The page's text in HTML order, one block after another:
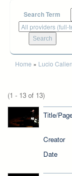
Search Term
You are here
Home » Lucio
(1 - 13 of 13)
Title/
Creator
Date